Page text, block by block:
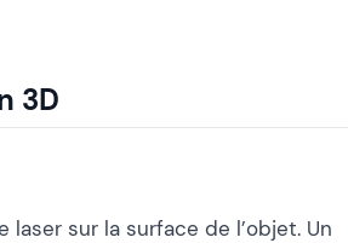
3D
sur la surface de l’objet. Un